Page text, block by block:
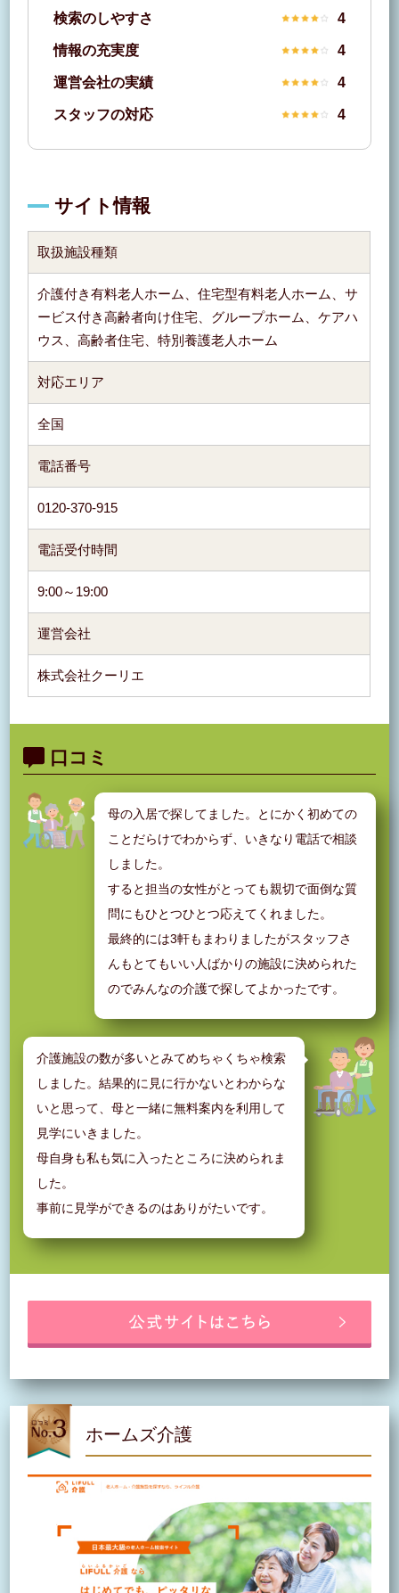
検索のしやすさ 4
情報の充実度 4
運営会社の実績 4
スタッフの対応 4
サイト情報
取扱施設種類
介護付き有料老人ホーム、住宅型有料老人ホーム、サ
ービス付き高齢者向け住宅、グループホーム、ケアハ
ウス、高齢者住宅、特別養護老人ホーム
対応エリア
全国
電話番号
0120-370-915
電話受付時間
9:00～19:00
運営会社
株式会社クーリエ
口コミ
母の入居で探してました。とにかく初めての
ことだらけでわからず、いきなり電話で相談
しました。
すると担当の女性がとっても親切で面倒な質
問にもひとつひとつ応えてくれました。
最終的には3軒もまわりましたがスタッフさ
んもとてもいい人ばかりの施設に決められた
のでみんなの介護で探してよかったです。
介護施設の数が多いとみてめちゃくちゃ検索
しました。結果的に見に行かないとわからな
いと思って、母と一緒に無料案内を利用して
見学にいきました。
母自身も私も気に入ったところに決められま
した。
事前に見学ができるのはありがたいです。
ホームズ介護